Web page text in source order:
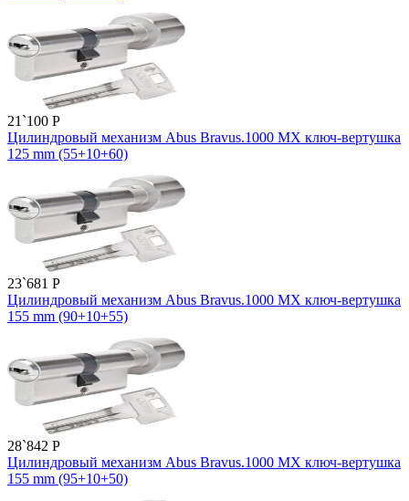
21`100 P
Цилиндровый механизм Abus Bravus.1000 MX ключ-вертушка
125 mm (55+10+60)
23`681 P
Цилиндровый механизм Abus Bravus.1000 MX ключ-вертушка
155 mm (90+10+55)
28`842 P
Цилиндровый механизм Abus Bravus.1000 MX ключ-вертушка
155 mm (95+10+50)